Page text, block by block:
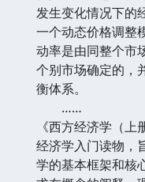
发生变化情况下的
一个动态价格调整
动率是由同整个市
个别市场确定的，
衡体系。
……
《西方经济学（
经济学入门读物，
学的基本框架和核